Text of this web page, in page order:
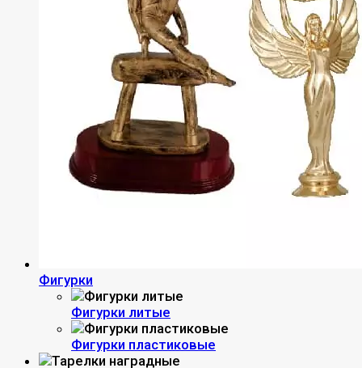
Фигурки
Фигурки литые
Фигурки пластиковые